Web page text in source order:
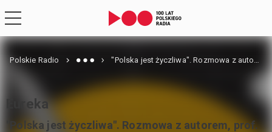
Polskie Radio "Polska jest życzliwa". Rozmowa z autorem, prof. Marcinem Napiórkowskim. Rozmawia Anna Stempniak
Eureka
"Polska jest życzliwa". Rozmowa z autorem, prof.